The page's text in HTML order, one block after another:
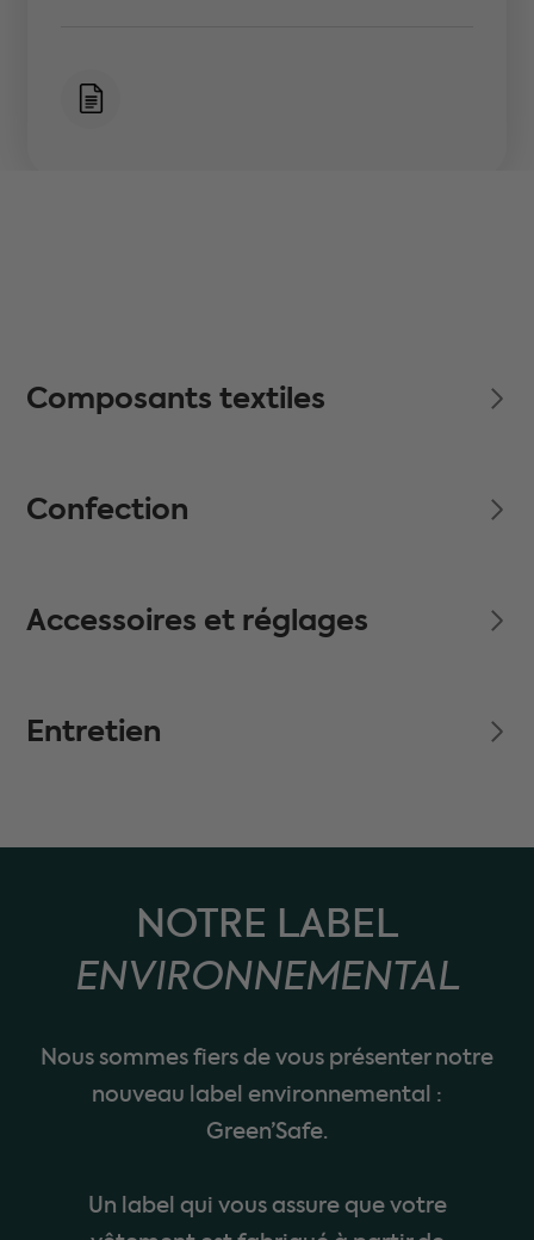
Composants textiles
Confection
Accessoires et réglages
Entretien
NOTRE LABEL
ENVIRONNEMENTAL
Nous sommes fiers de vous présenter notre
nouveau label environnemental :
Green’Safe.
Un label qui vous assure que votre